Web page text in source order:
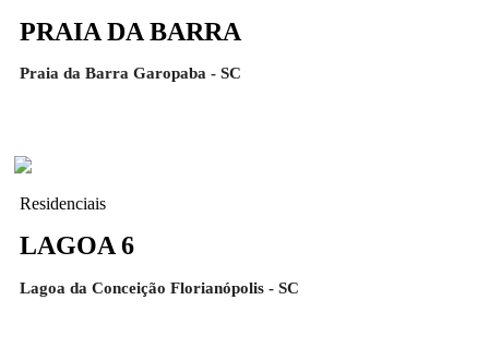
PRAIA DA BARRA
Praia da Barra Garopaba - SC
Residenciais
LAGOA 6
Lagoa da Conceição Florianópolis - SC